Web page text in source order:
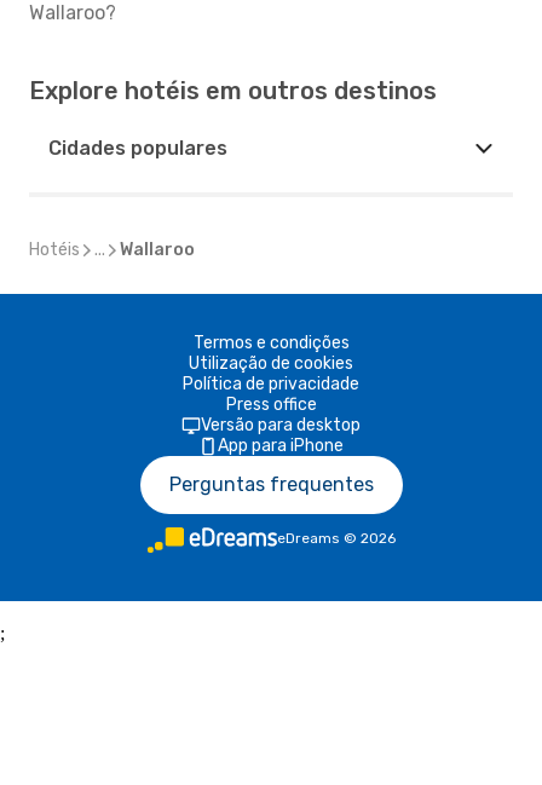
Wallaroo?
Explore hotéis em outros destinos
Cidades populares
Hotéis ... Wallaroo
Termos e condições
Utilização de cookies
Política de privacidade
Press office
Versão para desktop
App para iPhone
Perguntas frequentes
eDreams © 2026
;